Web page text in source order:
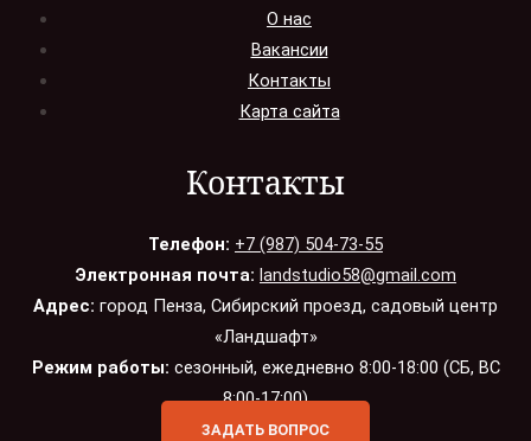
О нас
Вакансии
Контакты
Карта сайта
Контакты
Телефон: +7 (987) 504-73-55
Электронная почта: landstudio58@gmail.com
Адрес: город Пенза, Сибирский проезд, садовый центр
«Ландшафт»
Режим работы: сезонный, ежедневно 8:00-18:00 (СБ, ВС
8:00-17:00)
ЗАДАТЬ ВОПРОС